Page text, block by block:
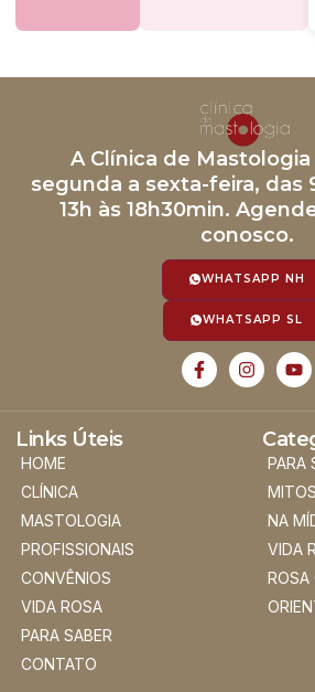
A Clínica de
segunda a sexta-feira, das
13h às 18h30min.
conosco.
WHATSAPP NH
WHATSAPP SL
Links Úteis
HOME
CLÍNICA
MASTOLOGIA
PROFISSIONAIS
CONVÊNIOS
VIDA ROSA
PARA SABER
CONTATO
PARA
NA
VIDA
ROSA